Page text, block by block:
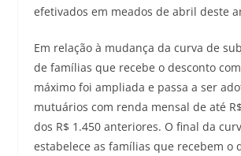
efetivados em meados de abril deste
Em relação à mudança da curva de
de famílias que recebe o desconto
máximo foi ampliada e passa a ser
mutuários com renda mensal de até
dos R$ 1.450 anteriores. O final da
estabelece as famílias que recebem o